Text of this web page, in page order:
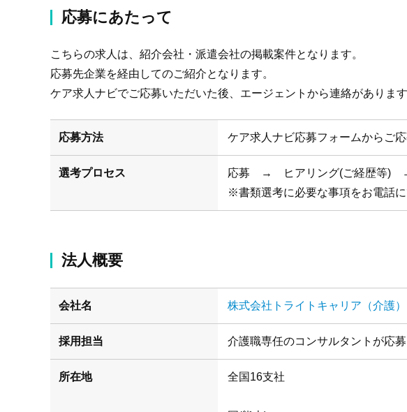
応募にあたって
こちらの求人は、紹介会社・派遣会社の掲載案件となります。
応募先企業を経由してのご紹介となります。
ケア求人ナビでご応募いただいた後、エージェントから連絡がありま
応募方法 ケア求人ナビ応募フォームからご応
選考プロセス
応募 → ヒアリング(ご経歴
※書類選考に必要な事項をお電話
法人概要
会社名 株式会社トライトキャリア（介護）
採用担当 介護職専任のコンサルタントが応
所在地
全
(札幌/仙台/新潟/高